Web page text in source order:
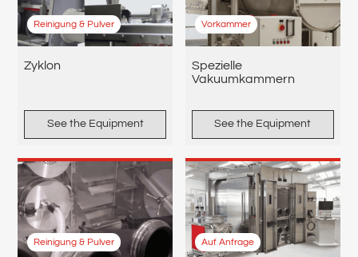
Reinigung & Pulver
Zyklon
See the Equipment
Vorkammer
Spezielle
Vakuumkammern
See the Equipment
Reinigung & Pulver Auf Anfrage